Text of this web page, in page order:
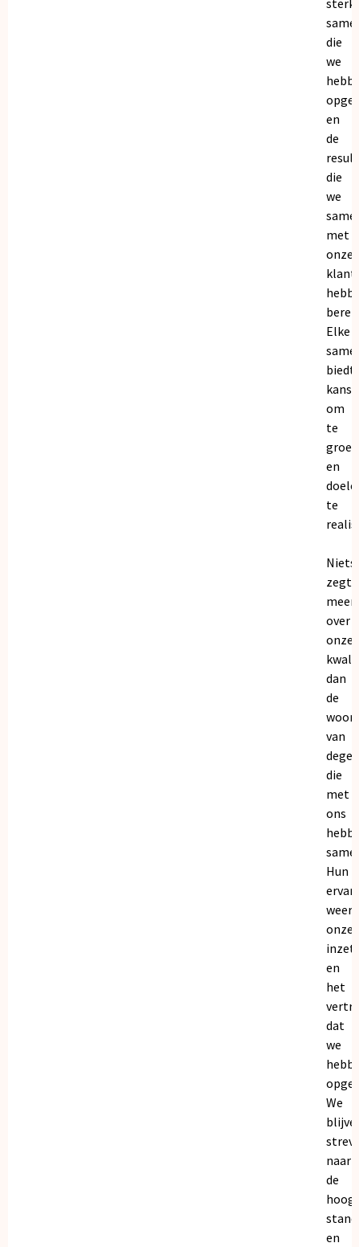
die
we
en
de
die
we
met
onze
Elke
biedt
om
te
en
te
Niets
zegt
meer
over
onze
dan
de
van
die
met
ons
Hun
onze
inzet
en
het
dat
we
We
naar
de
en